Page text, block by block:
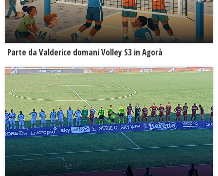
Parte da Valderice domani Volley S3 in Agorà